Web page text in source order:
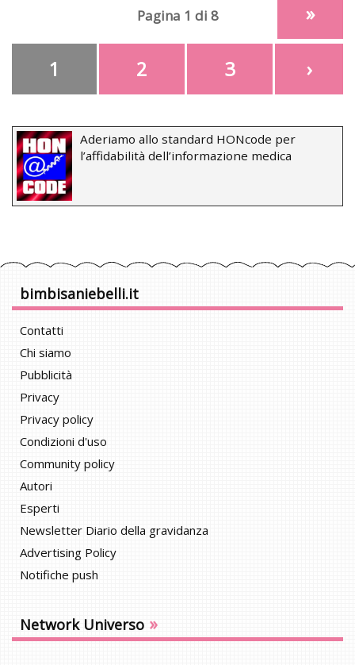
Pagina 1 di 8
1 2 3 ›
»
Aderiamo allo standard HONcode per
l’affidabilità dell’informazione medica
bimbisaniebelli.it
Contatti
Chi siamo
Pubblicità
Privacy
Privacy policy
Condizioni d'uso
Community policy
Autori
Esperti
Newsletter Diario della gravidanza
Advertising Policy
Notifiche push
Network Universo »